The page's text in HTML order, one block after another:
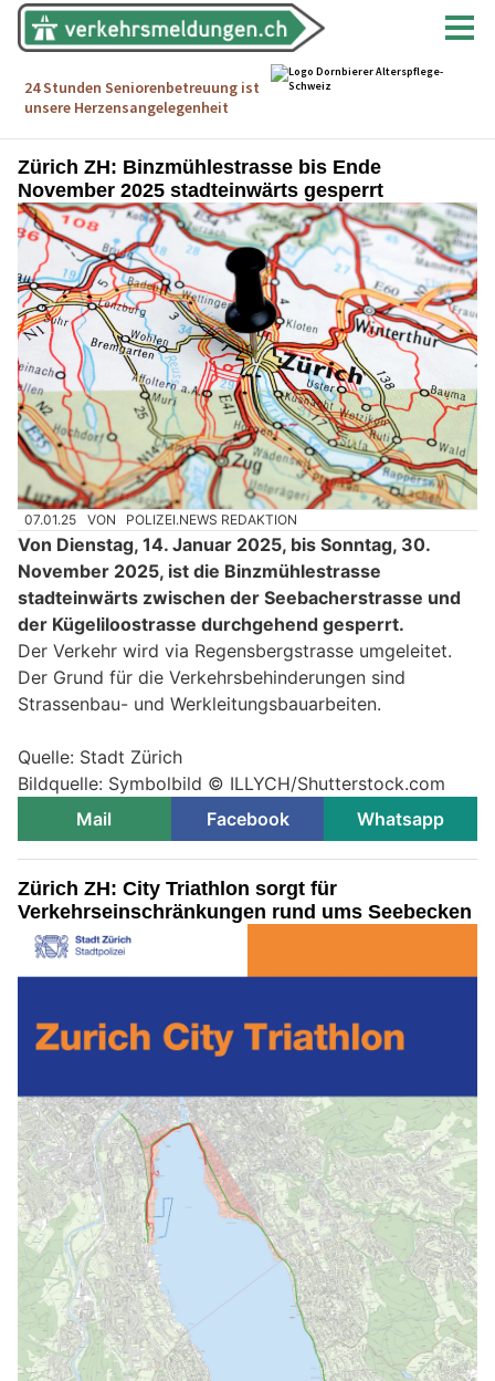
Zürich ZH: Binzmühlestrasse bis Ende
November 2025 stadteinwärts gesperrt
07.01.25 VON POLIZEI.NEWS REDAKTION
Von Dienstag, 14. Januar 2025, bis Sonntag, 30.
November 2025, ist die Binzmühlestrasse
stadteinwärts zwischen der Seebacherstrasse und
der Kügeliloostrasse durchgehend gesperrt.
Der Verkehr wird via Regensbergstrasse umgeleitet.
Der Grund für die Verkehrsbehinderungen sind
Strassenbau- und Werkleitungsbauarbeiten.
Quelle: Stadt Zürich
Bildquelle: Symbolbild © ILLYCH/Shutterstock.com
Mail
Facebook Whatsapp
Zürich ZH: City Triathlon sorgt für
Verkehrseinschränkungen rund ums Seebecken